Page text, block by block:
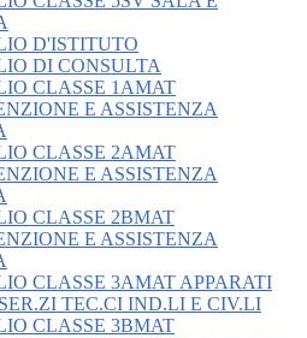
D'ISTITUTO
DI CONSULTA
CLASSE 1AMAT
E ASSISTENZA
CLASSE 2AMAT
E ASSISTENZA
CLASSE 2BMAT
E ASSISTENZA
CLASSE 3AMAT APPARATI
TEC.CI IND.LI E CIV.LI
CLASSE 3BMAT